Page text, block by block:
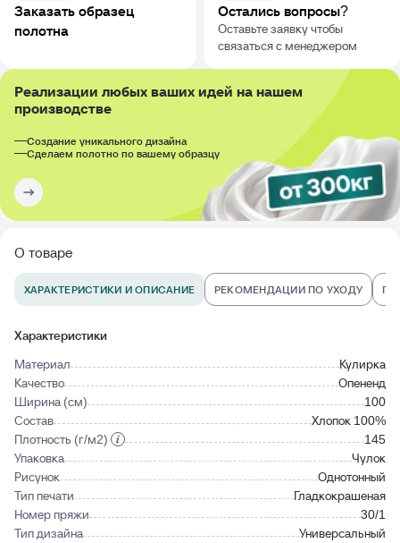
Заказать образец
полотна
Остались вопросы?
Оставьте заявку чтобы
связаться с менеджером
Реализации любых ваших идей на нашем
производстве
Создание уникального дизайна
Сделаем полотно по вашему образцу
О товаре
ХАРАКТЕРИСТИКИ И ОПИСАНИЕ РЕКОМЕНДАЦИИ ПО УХОДУ
Характеристики
Материал
Кулирка
Качество
Опененд
Ширина (см)
100
Состав
Хлопок 100%
Плотность (г/м2)
145
Упаковка
Чулок
Рисунок
Однотонный
Тип печати
Гладкокрашеная
Номер пряжи
30/1
Тип дизайна
Универсальный